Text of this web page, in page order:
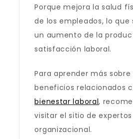
Porque mejora la salud
de los empleados, lo que
un aumento de la
satisfacción laboral.
Para aprender más
beneficios relacionados
bienestar laboral,
visitar el sitio de
organizacional.